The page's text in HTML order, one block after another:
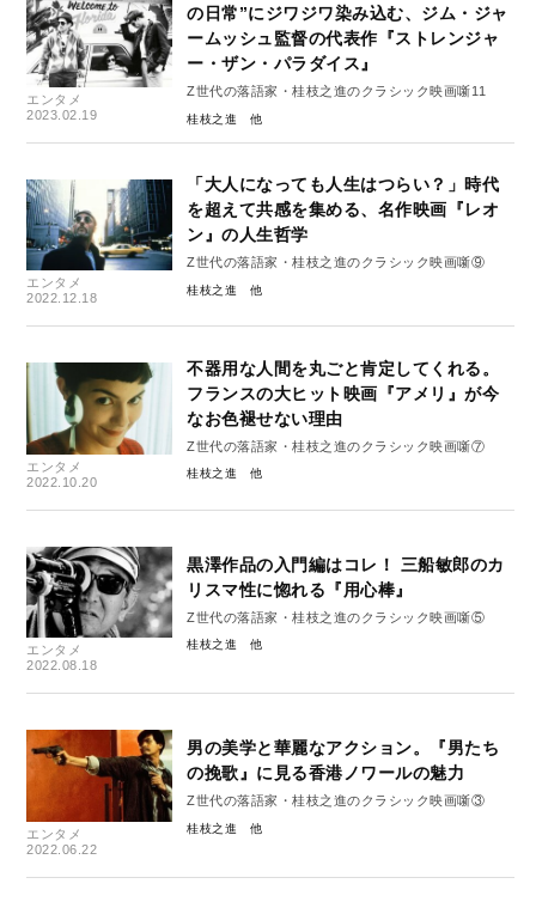
エンタメ
2023.02.19
の日常”にジワジワ染み込む、ジム・ジャ
ームッシュ監督の代表作『ストレンジャ
ー・ザン・パラダイス』
Z世代の落語家・桂枝之進のクラシック映画噺11
桂枝之進
エンタメ
2022.12.18
「大人になっても人生はつらい？」時代
を超えて共感を集める、名作映画『レオ
ン』の人生哲学
Z世代の落語家・桂枝之進のクラシック映画噺⑨
桂枝之進
エンタメ
2022.10.20
不器用な人間を丸ごと肯定してくれる。
フランスの大ヒット映画『アメリ』が今
なお色褪せない理由
Z世代の落語家・桂枝之進のクラシック映画噺⑦
桂枝之進
エンタメ
2022.08.18
黒澤作品の入門編はコレ！ 三船敏郎のカ
リスマ性に惚れる『用心棒』
Z世代の落語家・桂枝之進のクラシック映画噺⑤
桂枝之進
エンタメ
2022.06.22
男の美学と華麗なアクション。『男たち
の挽歌』に見る香港ノワールの魅力
Z世代の落語家・桂枝之進のクラシック映画噺③
桂枝之進